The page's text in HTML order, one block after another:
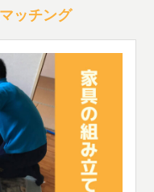
ッチング